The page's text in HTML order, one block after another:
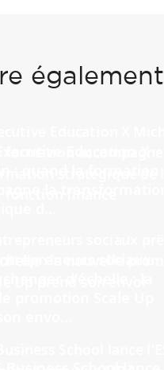
également